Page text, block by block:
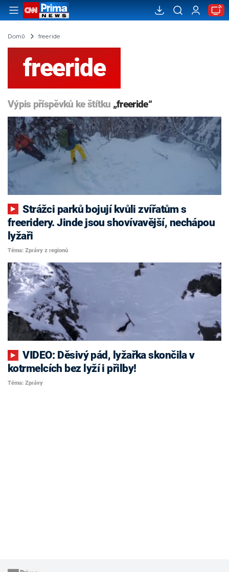
Domů freeride
freeride
Výpis příspěvků ke štítku „freeride“
Strážci parků bojují kvůli zvířatům s
freeridery. Jinde jsou shovívavější, nechápou
lyžaři
Téma: Zprávy z regionů
VIDEO: Děsivý pád, lyžařka skončila v
kotrmelcích bez lyží i přilby!
Téma: Zprávy